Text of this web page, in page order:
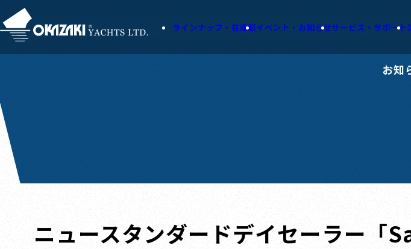
ラインナップ・在庫艇イベント・お知らせサービス・サポート
お知
ニュースタンダードデイセーラー「